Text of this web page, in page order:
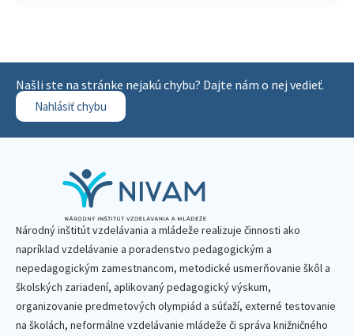
Našli ste na stránke nejakú chybu? Dajte nám o nej vedieť.
Nahlásiť chybu
Národný inštitút vzdelávania a mládeže realizuje činnosti ako
napríklad vzdelávanie a poradenstvo pedagogickým a
nepedagogickým zamestnancom, metodické usmerňovanie škôl a
školských zariadení, aplikovaný pedagogický výskum,
organizovanie predmetových olympiád a súťaží, externé testovanie
na školách, neformálne vzdelávanie mládeže či správa knižničného